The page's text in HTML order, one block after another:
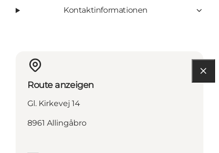
Kontaktinformationen
Route anzeigen
Gl. Kirkevej 14
8961 Allingåbro